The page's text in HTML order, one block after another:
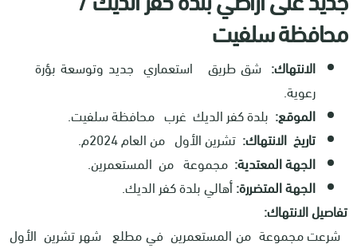
محافظة سلفيت
الانتهاك: شق طريق استعماري جديد وتوسعة بؤرة
رعوية.
الموقع: بلدة كفر الديك غرب محافظة سلفيت.
تاريخ الانتهاك: تشرين الأول من العام 2024م.
الجهة المعتدية: مجموعة من المستعمرين.
الجهة المتضررة:أهالي بلدة كفر الديك.
تفاصيل الانتهاك:
شرعت مجموعة من المستعمرين في مطلع شهر تشرين الأول